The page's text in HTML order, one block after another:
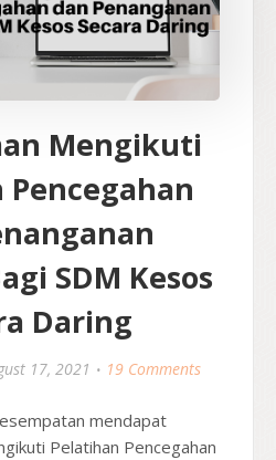
Mengikuti
SDM Kesos
Daring
17, 2021 19 Comments
mendapat
Pelatihan Pencegahan